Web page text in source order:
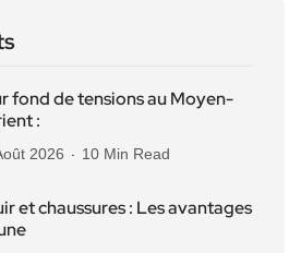
fond de tensions au Moyen-
:
2026 10 Min Read
et chaussures : Les avantages